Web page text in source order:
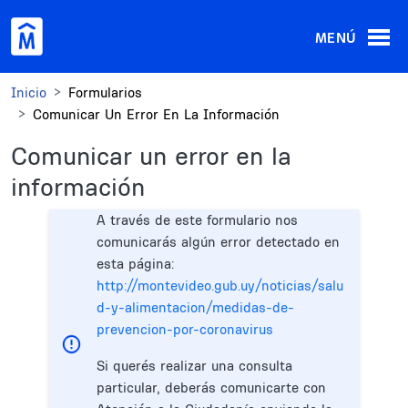
MENÚ
Inicio
Formularios
Comunicar Un Error En La Información
Comunicar un error en la
información
A través de este formulario nos
comunicarás algún error detectado en
esta página:
http://montevideo.gub.uy/noticias/salu
d-y-alimentacion/medidas-de-
prevencion-por-coronavirus
Si querés realizar una consulta
particular, deberás comunicarte con